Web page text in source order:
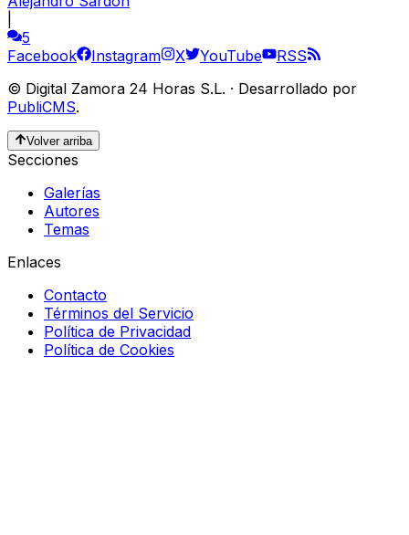
5
Facebook
Instagram X YouTube
RSS
© Digital Zamora 24 Horas S.L. · Desarrollado por
PubliCMS.
Volver arriba
Secciones
Galerías
Autores
Temas
Enlaces
Contacto
Términos del Servicio
Política de Privacidad
Política de Cookies